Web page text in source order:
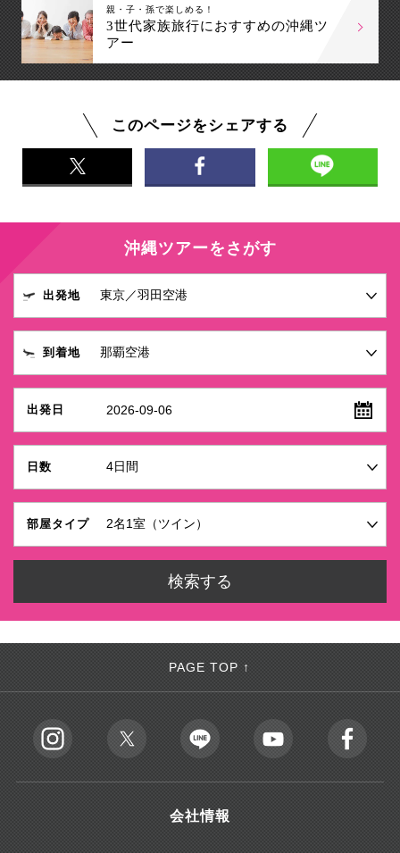
親・子・孫で楽しめる！
3世代家族旅行におすすめの沖縄ツ
アー
このページをシェアする
沖縄ツアーをさがす
出発地
到着地
出発日 2026-09-06
日数
部屋タイプ
PAGE TOP ↑
会社情報